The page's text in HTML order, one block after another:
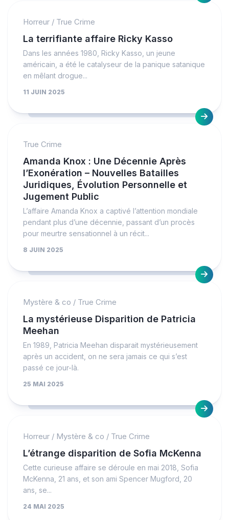
Horreur / True Crime
La terrifiante affaire Ricky Kasso
Dans les années 1980, Ricky Kasso, un jeune
américain, a été le catalyseur de la panique satanique
en mêlant drogue...
11 JUIN 2025
True Crime
Amanda Knox : Une Décennie Après
l’Exonération – Nouvelles Batailles
Juridiques, Évolution Personnelle et
Jugement Public
L’affaire Amanda Knox a captivé l’attention mondiale
pendant plus d’une décennie, passant d’un procès
pour meurtre sensationnel à un récit...
8 JUIN 2025
Mystère & co / True Crime
La mystérieuse Disparition de Patricia
Meehan
En 1989, Patricia Meehan disparait mystérieusement
après un accident, on ne sera jamais ce qui s’est
passé ce jour-là.
25 MAI 2025
Horreur / Mystère & co / True Crime
L’étrange disparition de Sofia McKenna
Cette curieuse affaire se déroule en mai 2018, Sofia
McKenna, 21 ans, et son ami Spencer Mugford, 20
ans, se...
24 MAI 2025